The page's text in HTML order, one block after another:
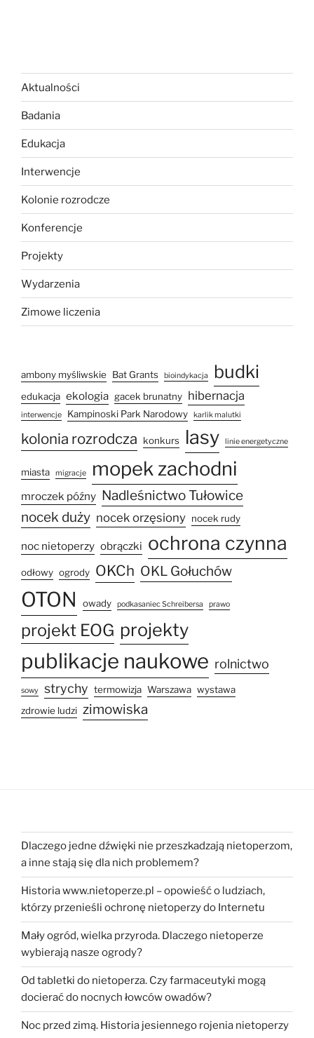
Aktualności
Badania
Edukacja
Interwencje
Kolonie rozrodcze
Konferencje
Projekty
Wydarzenia
Zimowe liczenia
ambony myśliwskie Bat Grants bioindykacja budki
edukacja ekologia gacek brunatny hibernacja
interwencje Kampinoski Park Narodowy karlik malutki
kolonia rozrodcza konkurs lasy linie energetyczne
miasta migracje mopek zachodni
mroczek późny Nadleśnictwo Tułowice
nocek duży nocek orzęsiony nocek rudy
noc nietoperzy obrączki ochrona czynna
odłowy ogrody OKCh OKL Gołuchów
OTON owady podkasaniec Schreibersa prawo
projekt EOG projekty
publikacje naukowe rolnictwo
sowy strychy termowizja Warszawa wystawa
zdrowie ludzi zimowiska
Dlaczego jedne dźwięki nie przeszkadzają nietoperzom,
a inne stają się dla nich problemem?
Historia www.nietoperze.pl – opowieść o ludziach,
którzy przenieśli ochronę nietoperzy do Internetu
Mały ogród, wielka przyroda. Dlaczego nietoperze
wybierają nasze ogrody?
Od tabletki do nietoperza. Czy farmaceutyki mogą
docierać do nocnych łowców owadów?
Noc przed zimą. Historia jesiennego rojenia nietoperzy